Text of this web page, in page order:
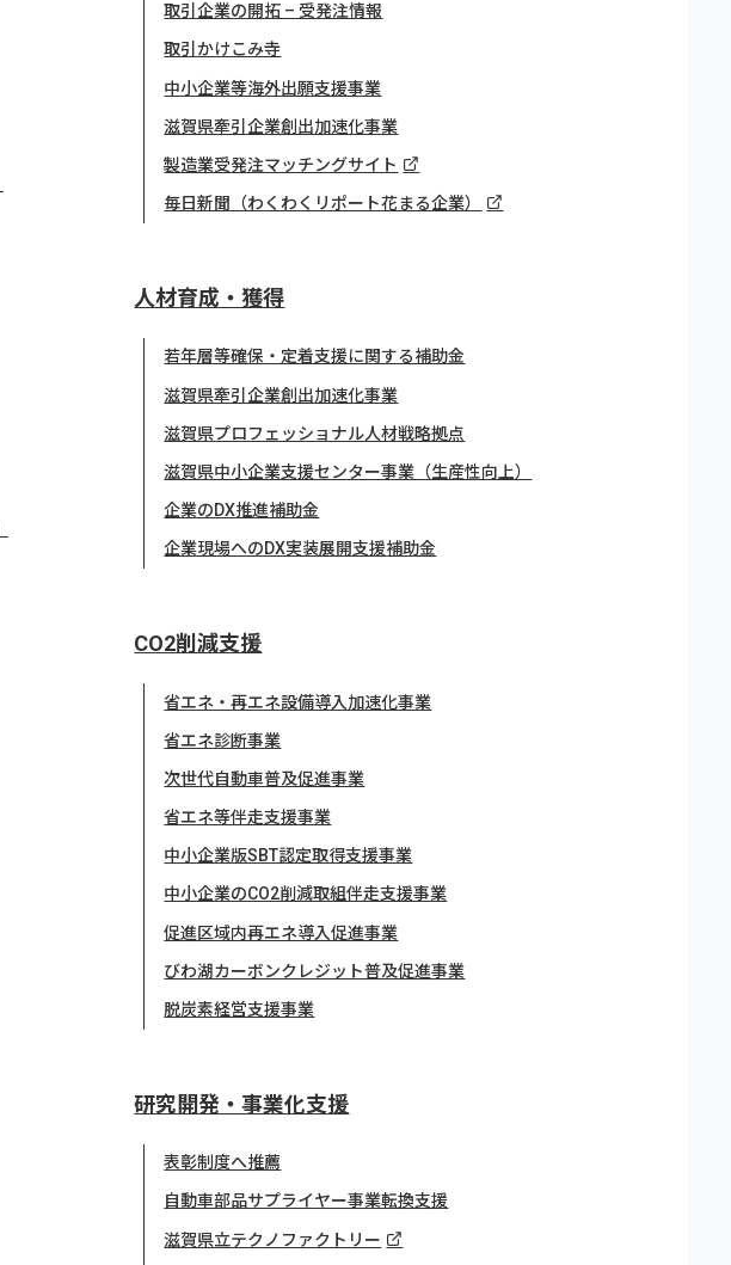
取引企業の開拓 – 受発注情報
取引かけこみ寺
中小企業等海外出願支援事業
滋賀県牽引企業創出加速化事業
製造業受発注マッチングサイト
毎日新聞（わくわくリポート花まる企業）
人材育成・獲得
若年層等確保・定着支援に関する補助金
滋賀県牽引企業創出加速化事業
滋賀県プロフェッショナル人材戦略拠点
滋賀県中小企業支援センター事業（生産性向上）
企業のDX推進補助金
企業現場へのDX実装展開支援補助金
CO2削減支援
省エネ・再エネ設備導入加速化事業
省エネ診断事業
次世代自動車普及促進事業
省エネ等伴走支援事業
中小企業版SBT認定取得支援事業
中小企業のCO2削減取組伴走支援事業
促進区域内再エネ導入促進事業
びわ湖カーボンクレジット普及促進事業
脱炭素経営支援事業
研究開発・事業化支援
表彰制度へ推薦
自動車部品サプライヤー事業転換支援
滋賀県立テクノファクトリー